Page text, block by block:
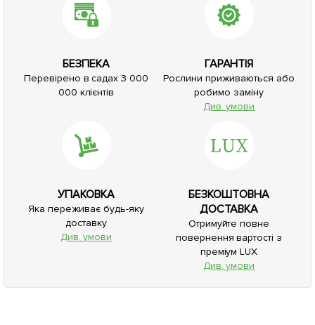
БЕЗПЕКА
Перевірено в садах 3 000
000 клієнтів
ГАРАНТІЯ
Рослини приживаються або
робимо заміну
Див. умови
УПАКОВКА
Яка переживає будь-яку
доставку
Див. умови
БЕЗКОШТОВНА
ДОСТАВКА
Отримуйте повне
повернення вартості з
преміум LUX
Див. умови